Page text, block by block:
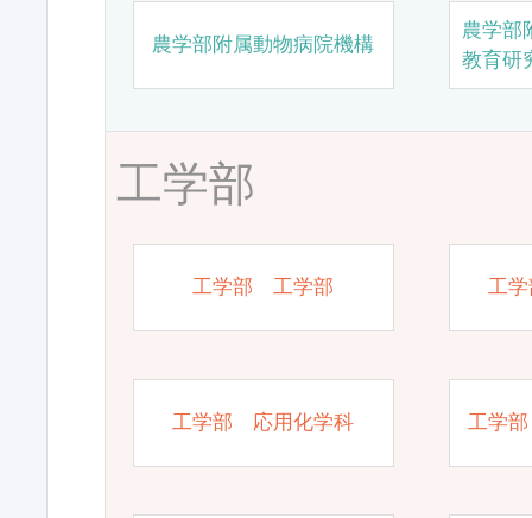
農学部附属動物病院機構
農学部
教育研
工学部
工学部 工学部 工
工学部 応用化学科 工学